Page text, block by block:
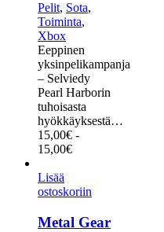
Pelit, Sota,
Toiminta,
Xbox
Eeppinen
yksinpelikampanja
– Selviedy
Pearl Harborin
tuhoisasta
hyökkäyksestä…
15,00€ -
15,00€
Lisää
ostoskoriin
Metal Gear